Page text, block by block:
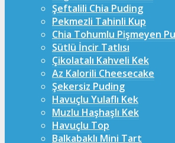
Şeftalili Chia Puding
Pekmezli Tahinli Kup
Chia Tohumlu Pişmeyen
Sütlü İncir Tatlısı
Çikolatalı Kahveli Kek
Az Kalorili Cheesecake
Şekersiz Puding
Havuçlu Yulaflı Kek
Muzlu Haşhaşlı Kek
Havuçlu Top
Balkabaklı Mini Tart